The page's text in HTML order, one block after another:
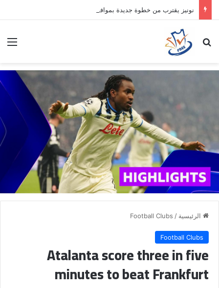
نونيز يقترب من خطوة جديدة بموافقة الهلال
بحث عن
الرئيسية /
Football Clubs
Football Clubs
Atalanta score three in five
minutes to beat Frankfurt